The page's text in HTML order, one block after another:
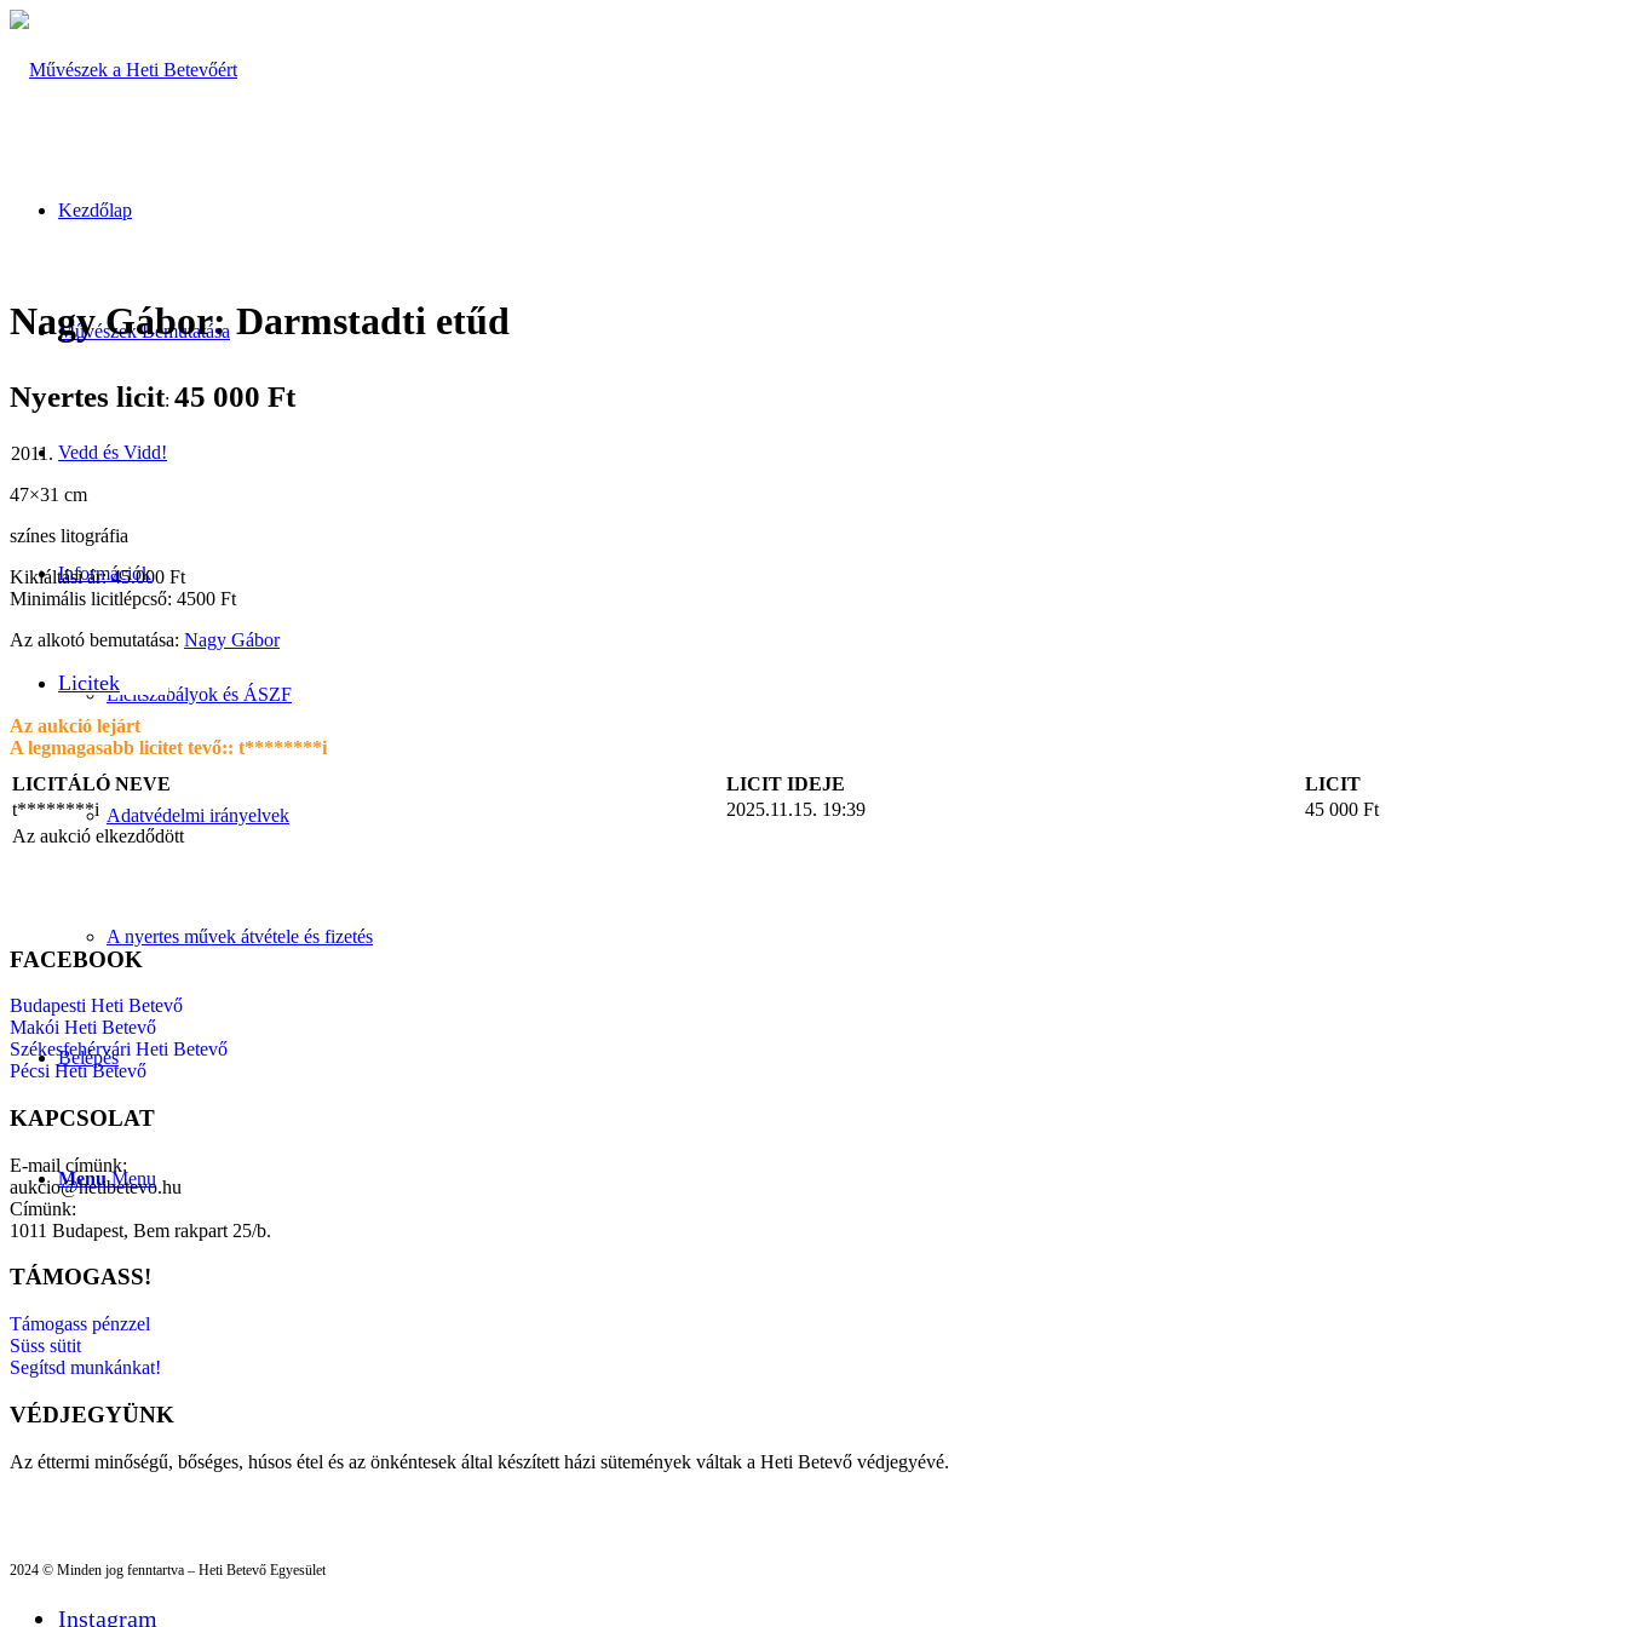
Kezdőlap
Művészek Bemutatása
Vedd és Vidd!
Információk
Licitszabályok és ÁSZF
Adatvédelmi irányelvek
A nyertes művek átvétele és fizetés
Belépés
Menu Menu
Nagy Gábor: Darmstadti etűd
Nyertes licit: 45 000 Ft
47×31 cm
színes litográfia
Kikiáltási ár: 45.000 Ft
Minimális licitlépcső: 4500 Ft
Az alkotó bemutatása: Nagy Gábor
Licitek
Az aukció lejárt
A legmagasabb licitet tevő:: t********i
LICITÁLÓ NEVE
LICIT IDEJE
LICIT
t********i
2025.11.15. 19:39 45 000 Ft
Az aukció elkezdődött
FACEBOOK
Budapesti Heti Betevő
Makói Heti Betevő
Székesfehérvári Heti Betevő
Pécsi Heti Betevő
KAPCSOLAT
E-mail címünk:
aukcio@hetibetevo.hu
Címünk:
1011 Budapest, Bem rakpart 25/b.
TÁMOGASS!
Támogass pénzzel
Süss sütit
Segítsd munkánkat!
VÉDJEGYÜNK
Az éttermi minőségű, bőséges, húsos étel és az önkéntesek által készített házi sütemények váltak a Heti Betevő védjegyévé.
2024 © Minden jog fenntartva – Heti Betevő Egyesület
Instagram